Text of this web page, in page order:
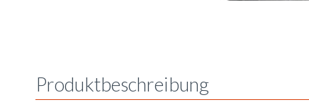
Produktbeschreibung